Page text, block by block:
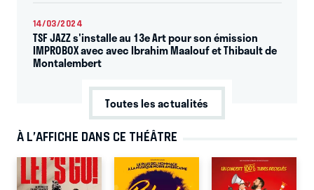
14/03/2024
TSF JAZZ s'installe au 13e Art pour son émission
IMPROBOX avec avec Ibrahim Maalouf et Thibault de
Montalembert
Toutes les actualités
À L’AFFICHE DANS CE THÉÂTRE